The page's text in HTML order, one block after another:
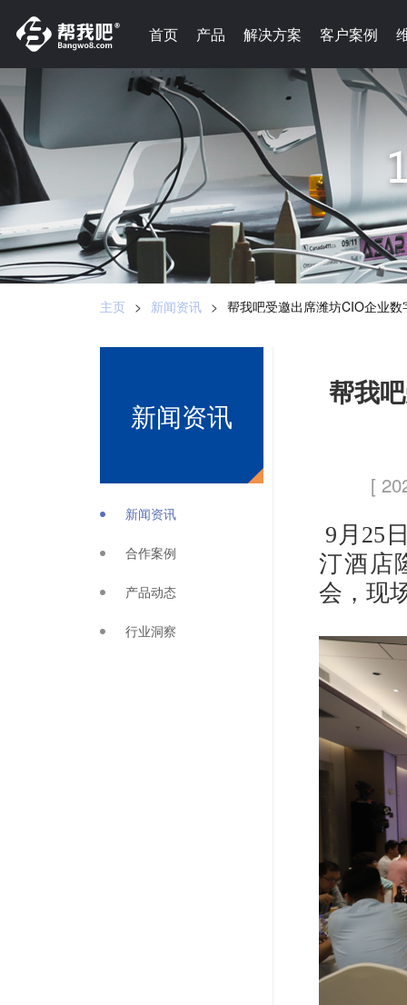
首页 产品 解决方案 客户案例
首页 产品 解决方案 客户案例
主页 > 新闻资讯 > 帮我吧受邀出席潍坊CIO企业
新闻资讯
新闻资讯
合作案例
产品动态
行业洞察
帮我
[
9月25
汀酒店
会，现